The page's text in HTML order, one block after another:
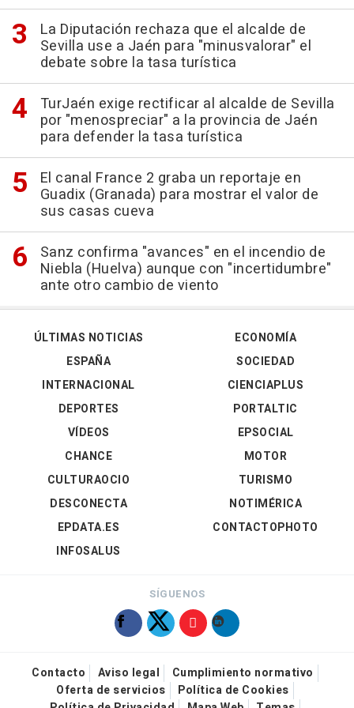
La Diputación rechaza que el alcalde de
Sevilla use a Jaén para "minusvalorar" el
debate sobre la tasa turística
TurJaén exige rectificar al alcalde de Sevilla
por "menospreciar" a la provincia de Jaén
para defender la tasa turística
El canal France 2 graba un reportaje en
Guadix (Granada) para mostrar el valor de
sus casas cueva
Sanz confirma "avances" en el incendio de
Niebla (Huelva) aunque con "incertidumbre"
ante otro cambio de viento
ÚLTIMAS NOTICIAS
ESPAÑA
INTERNACIONAL
DEPORTES
VÍDEOS
ECONOMÍA
SOCIEDAD
CIENCIAPLUS
PORTALTIC
EPSOCIAL
CHANCE
CULTURAOCIO
DESCONECTA
EPDATA.ES
INFOSALUS
MOTOR
TURISMO
NOTIMÉRICA
CONTACTOPHOTO
SÍGUENOS
Contacto Aviso legal
Cumplimiento normativo
Oferta de servicios
Política de Cookies